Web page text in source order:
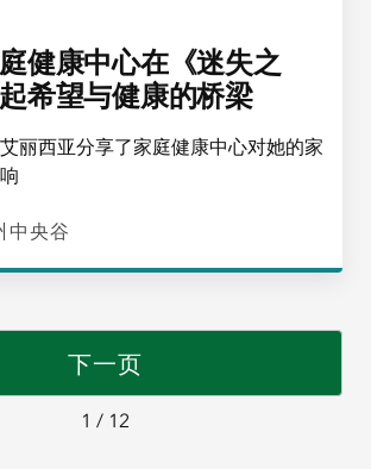
健康中心在《迷失之
希望与健康的桥梁
丽西亚分享了家庭健康中心对她的家
中央谷
下一页
1 / 12